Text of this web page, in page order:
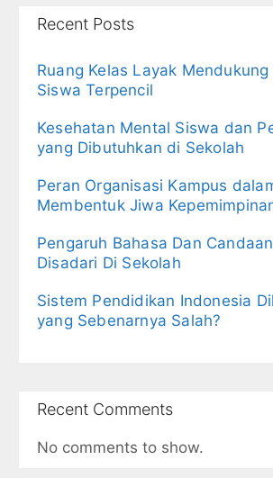
Recent Posts
Ruang Kelas Layak
Siswa Terpencil
Kesehatan Mental Siswa dan
yang Dibutuhkan di Sekolah
Peran Organisasi Kampus
Membentuk Jiwa
Pengaruh Bahasa Dan
Disadari Di Sekolah
Sistem Pendidikan Indonesia
yang Sebenarnya Salah?
Recent Comments
No comments to show.